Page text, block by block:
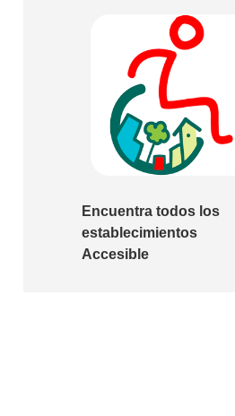
Encuentra todos los
establecimientos
Accesible